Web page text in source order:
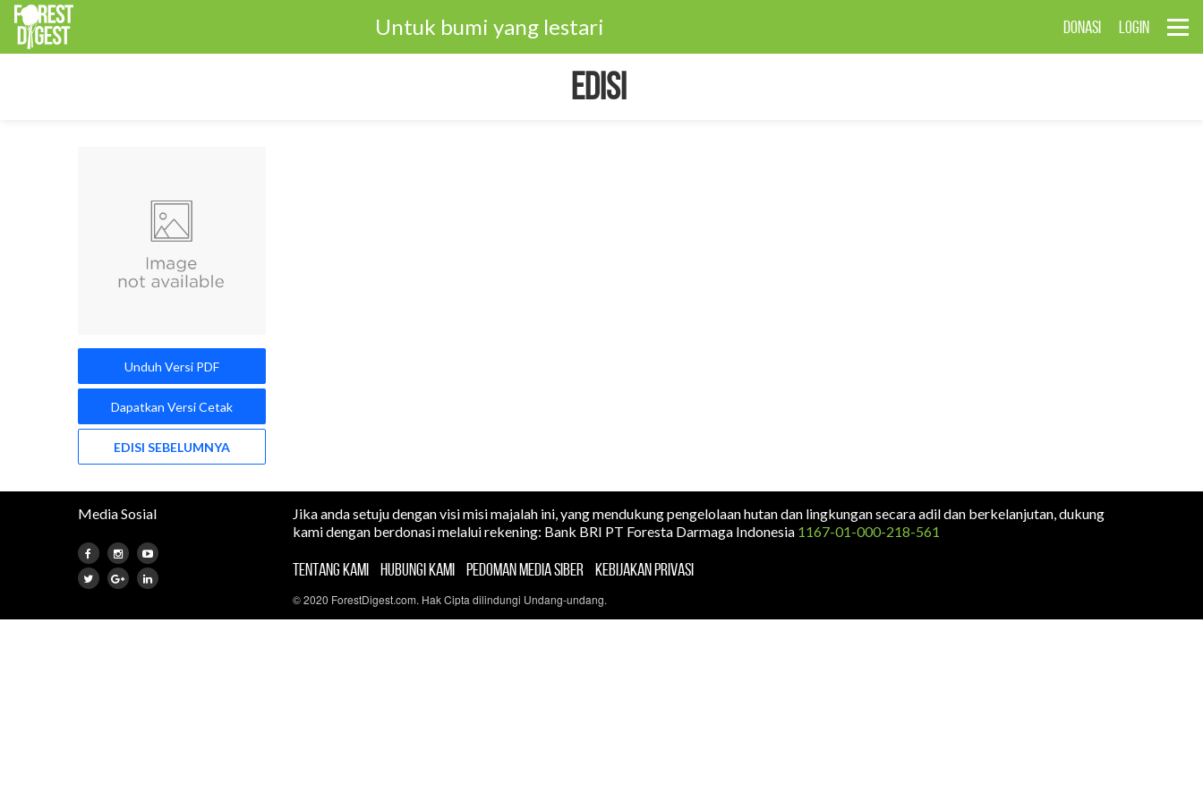
Untuk bumi yang lestari DONASI LOGIN
Edisi
Unduh Versi PDF
Dapatkan Versi Cetak
EDISI SEBELUMNYA
Media Sosial
Jika anda setuju dengan visi misi majalah ini, yang mendukung pengelolaan hutan dan lingkungan secara adil dan berkelanjutan, dukung
kami dengan berdonasi melalui rekening: Bank BRI PT Foresta Darmaga Indonesia 1167-01-000-218-561
TENTANG KAMI HUBUNGI KAMI PEDOMAN MEDIA SIBER KEBIJAKAN PRIVASI
© 2020 ForestDigest.com. Hak Cipta dilindungi Undang-undang.